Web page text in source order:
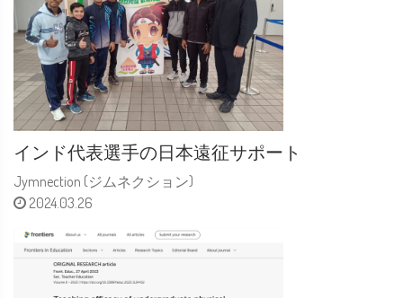
インド代表選手の日本遠征サポート
Jymnection (ジムネクション)
2024.03.26